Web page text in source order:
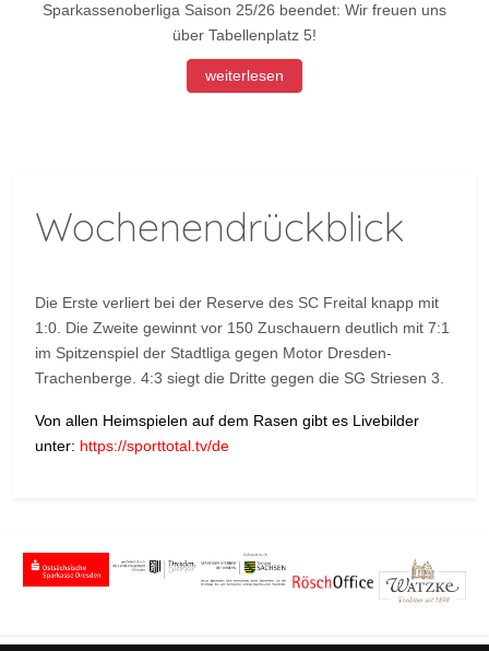
Sparkassenoberliga Saison 25/26 beendet: Wir freuen uns
über Tabellenplatz 5!
weiterlesen
Wochenendrückblick
Die Erste verliert bei der Reserve des SC Freital knapp mit
1:0. Die Zweite gewinnt vor 150 Zuschauern deutlich mit 7:1
im Spitzenspiel der Stadtliga gegen Motor Dresden-
Trachenberge. 4:3 siegt die Dritte gegen die SG Striesen 3.
Von allen Heimspielen auf dem Rasen gibt es Livebilder
unter: https://sporttotal.tv/de